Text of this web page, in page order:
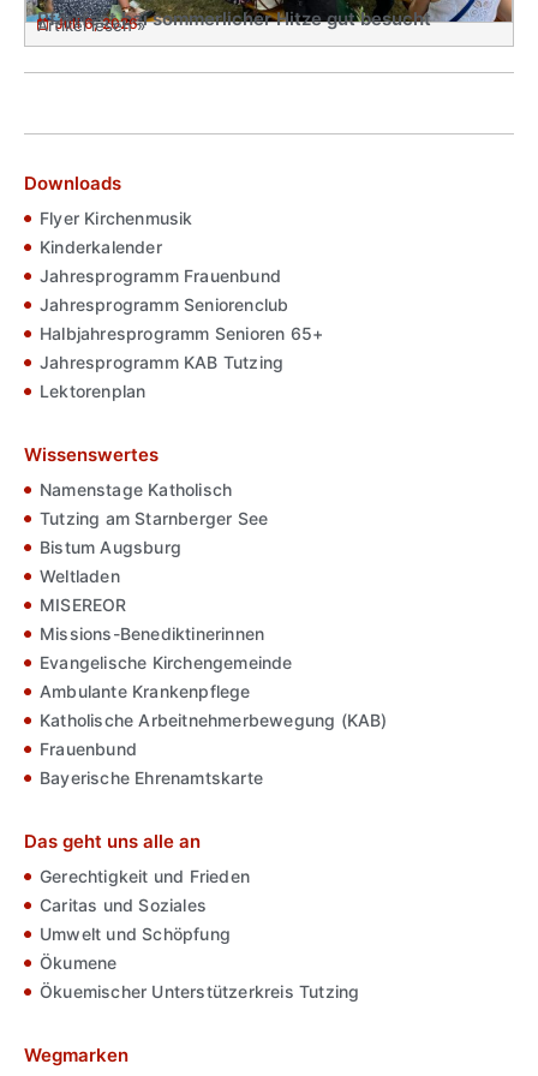
Pfarrfest bei sommerlicher Hitze gut besucht
Juli 6, 2026
Artikel lesen »
Downloads
Flyer Kirchenmusik
Kinderkalender
Jahresprogramm Frauenbund
Jahresprogramm Seniorenclub
Halbjahresprogramm Senioren 65+
Jahresprogramm KAB Tutzing
Lektorenplan
Wissenswertes
Namenstage Katholisch
Tutzing am Starnberger See
Bistum Augsburg
Weltladen
MISEREOR
Missions-Benediktinerinnen
Evangelische Kirchengemeinde
Ambulante Krankenpflege
Katholische Arbeitnehmerbewegung (KAB)
Frauenbund
Bayerische Ehrenamtskarte
Das geht uns alle an
Gerechtigkeit und Frieden
Caritas und Soziales
Umwelt und Schöpfung
Ökumene
Ökuemischer Unterstützerkreis Tutzing
Wegmarken